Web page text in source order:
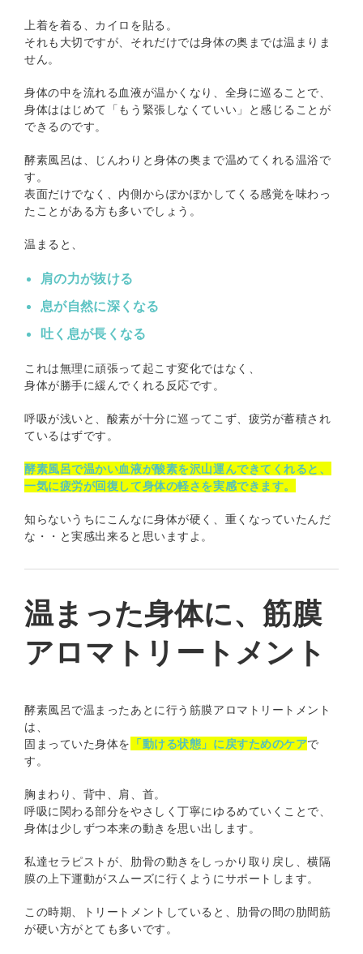
上着を着る、カイロを貼る。
それも大切ですが、それだけでは身体の奥までは温まりま
せん。
身体の中を流れる血液が温かくなり、全身に巡ることで、
身体ははじめて「もう緊張しなくていい」と感じることが
できるのです。
酵素風呂は、じんわりと身体の奥まで温めてくれる温浴で
す。
表面だけでなく、内側からぽかぽかしてくる感覚を味わっ
たことがある方も多いでしょう。
温まると、
肩の力が抜ける
息が自然に深くなる
吐く息が長くなる
これは無理に頑張って起こす変化ではなく、
身体が勝手に緩んでくれる反応です。
呼吸が浅いと、酸素が十分に巡ってこず、疲労が蓄積され
ているはずです。
酵素風呂で温かい血液が酸素を沢山運んできてくれると、
一気に疲労が回復して身体の軽さを実感できます。
知らないうちにこんなに身体が硬く、重くなっていたんだ
な・・と実感出来ると思いますよ。
温まった身体に、筋膜
アロマトリートメント
酵素風呂で温まったあとに行う筋膜アロマトリートメント
は、
固まっていた身体を 「動ける状態」に戻すためのケアで
す。
胸まわり、背中、肩、首。
呼吸に関わる部分をやさしく丁寧にゆるめていくことで、
身体は少しずつ本来の動きを思い出します。
私達セラピストが、肋骨の動きをしっかり取り戻し、横隔
膜の上下運動がスムーズに行くようにサポートします。
この時期、トリートメントしていると、肋骨の間の肋間筋
が硬い方がとても多いです。